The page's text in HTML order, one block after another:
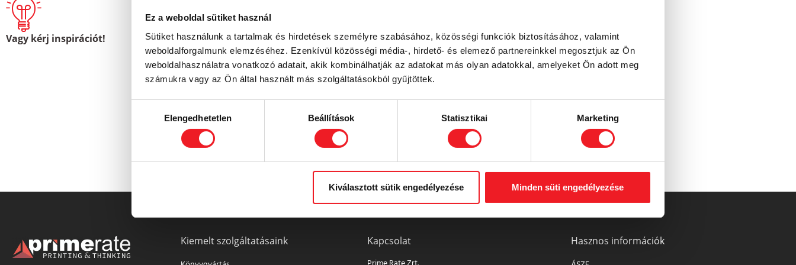
Ez a weboldal sütiket használ
Sütiket használunk a tartalmak és hirdetések személyre szabásához, közösségi funkciók biztosításához, valamint
weboldalforgalmunk elemzéséhez. Ezenkívül közösségi média-, hirdető- és elemező partnereinkkel megosztjuk az Ön
weboldalhasználatra vonatkozó adatait, akik kombinálhatják az adatokat más olyan adatokkal, amelyeket Ön adott meg
számukra vagy az Ön által használt más szolgáltatásokból gyűjtöttek.
kiválasztásaElengedhetetlen Beállítások Statisztikai Marketing
Kiválasztott sütik engedélyezése Minden süti engedélyezése
Vagy kérj inspirációt!
információt biztosan elolvassák. Ideális emlékeztető lesz a tárgyalásod után. Küldeményként használva
Bármelyiket is,budapesti digitális nyomdánkörömmel segít benne! Rengeteg látványos és hatékony
papírmechanikás ötlettel állunk rendelkezésedre.
TOVÁBBI ÖTLETEK, ESETTANULMÁNYOK...
Kiemelt szolgáltatásaink Kapcsolat Hasznos információk